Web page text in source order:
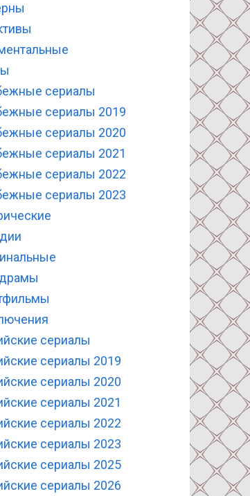
сериалы
сериалы 2019
сериалы 2020
сериалы 2021
сериалы 2022
сериалы 2023
сериалы
сериалы 2019
сериалы 2020
сериалы 2021
сериалы 2022
сериалы 2023
сериалы 2025
сериалы 2026